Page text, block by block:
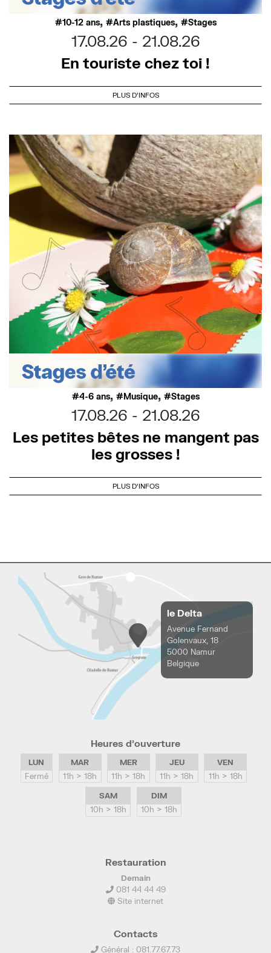
10-12 ans, Arts plastiques, Stages
17.08.26
21.08.26
En touriste chez toi !
PLUS D'INFOS
4-6 ans, Musique, Stages
17.08.26
21.08.26
Les petites bêtes ne mangent pas
les grosses !
PLUS D'INFOS
le Delta
Avenue Fernand
Golenvaux, 18
5000 Namur
Belgique
Heures d’ouverture
LUN
Fermé
MAR
11h > 18h
MER
11h > 18h
JEU
11h > 18h
VEN
11h > 18h
SAM
10h > 18h
DIM
10h > 18h
Restauration
Demain
081 44 44 49
Site internet
Contacts
Général : 081.77.67.73